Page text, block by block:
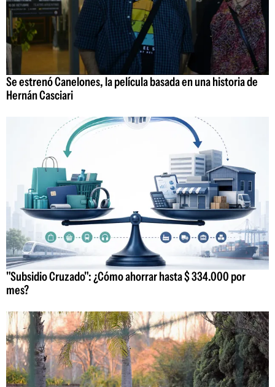
Se estrenó Canelones, la película basada en una historia de
Hernán Casciari
"Subsidio Cruzado": ¿Cómo ahorrar hasta $ 334.000 por
mes?